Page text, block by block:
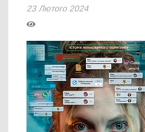
23 Лютого 2024